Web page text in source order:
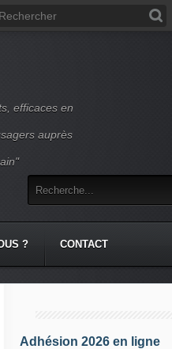
efficaces en
auprès
? CONTACT
Adhésion 2026 en ligne